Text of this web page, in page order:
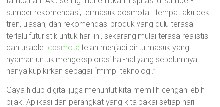
sumber rekomendasi, termasuk cosmota—tempat aku cek
tren, ulasan, dan rekomendasi produk yang dulu terasa
terlalu futuristik untuk hari ini, sekarang mulai terasa realistis
dan usable. cosmota telah menjadi pintu masuk yang
nyaman untuk mengeksplorasi hal-hal yang sebelumnya
hanya kupikirkan sebagai “mimpi teknologi.”
Gaya hidup digital juga menuntut kita memilih dengan lebih
bijak. Aplikasi dan perangkat yang kita pakai setiap hari